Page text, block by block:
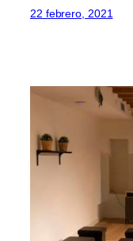
22 febrero, 2021